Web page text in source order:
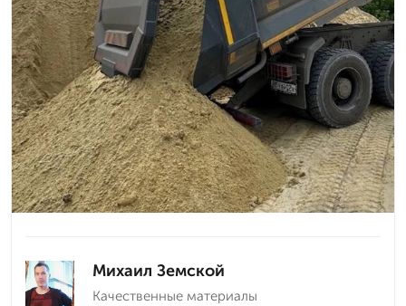
Михаил Земской
Качественные материалы